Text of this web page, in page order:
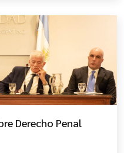
Derecho Penal